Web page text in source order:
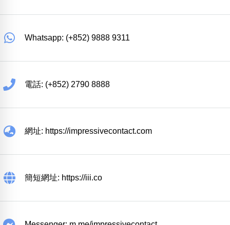
Whatsapp: (+852) 9888 9311
電話: (+852) 2790 8888
網址: https://impressivecontact.com
簡短網址: https://iii.co